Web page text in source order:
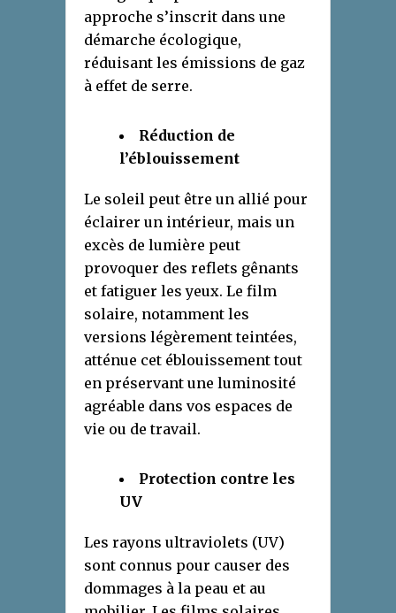
approche s’inscrit dans une
démarche écologique,
réduisant les émissions de gaz
à effet de serre.
Réduction de
l’éblouissement
Le soleil peut être un allié pour
éclairer un intérieur, mais un
excès de lumière peut
provoquer des reflets gênants
et fatiguer les yeux. Le film
solaire, notamment les
versions légèrement teintées,
atténue cet éblouissement tout
en préservant une luminosité
agréable dans vos espaces de
vie ou de travail.
Protection contre les
UV
Les rayons ultraviolets (UV)
sont connus pour causer des
dommages à la peau et au